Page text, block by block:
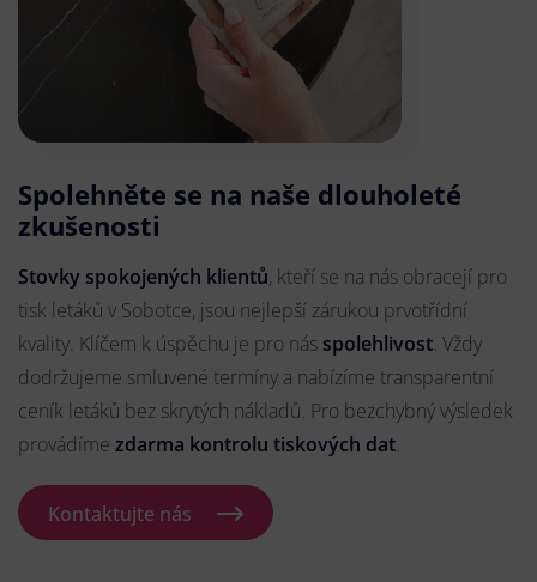
Spolehněte se na naše dlouholeté
zkušenosti
Stovky spokojených klientů, kteří se na nás obracejí pro
tisk letáků v Sobotce, jsou nejlepší zárukou prvotřídní
kvality. Klíčem k úspěchu je pro nás spolehlivost. Vždy
dodržujeme smluvené termíny a nabízíme transparentní
ceník letáků bez skrytých nákladů. Pro bezchybný výsledek
provádíme zdarma kontrolu tiskových dat.
Kontaktujte nás